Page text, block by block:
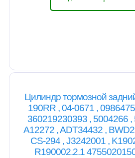
Цилиндр тормозной
190RR , 04-0671 ,
360219230393 , 5004266 ,
A12272 , ADT34432 ,
CS-294 , J3242001 ,
R190002.2.1